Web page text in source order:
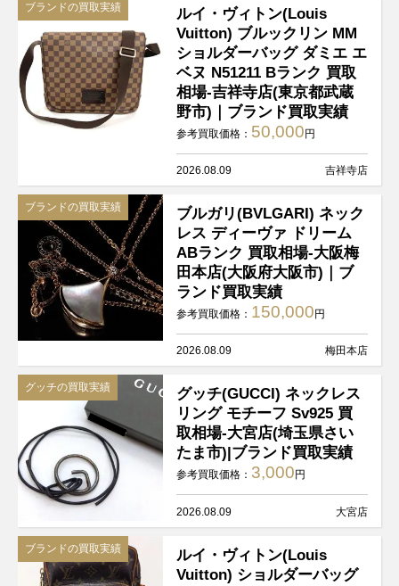
ブランドの買取実績
ルイ・ヴィトン(Louis
Vuitton) ブルックリン MM
ショルダーバッグ ダミエ エ
ベヌ N51211 Bランク 買取
相場-吉祥寺店(東京都武蔵
野市)｜ブランド買取実績
参考買取価格： 50,000 円
2026.08.09 吉祥寺店
ブランドの買取実績
ブルガリ(BVLGARI) ネック
レス ディーヴァ ドリーム
ABランク 買取相場-大阪梅
田本店(大阪府大阪市)｜ブ
ランド買取実績
参考買取価格： 150,000 円
2026.08.09 梅田本店
グッチの買取実績
グッチ(GUCCI) ネックレス
リング モチーフ Sv925 買
取相場-大宮店(埼玉県さい
たま市)|ブランド買取実績
参考買取価格： 3,000 円
2026.08.09 大宮店
ブランドの買取実績
ルイ・ヴィトン(Louis
Vuitton) ショルダーバッグ